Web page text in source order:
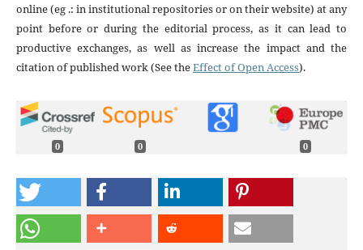
online (eg .: in institutional repositories or on their website) at any
point before or during the editorial process, as it can lead to
productive exchanges, as well as increase the impact and the
citation of published work (See theEffect of Open Access).
0 0 0